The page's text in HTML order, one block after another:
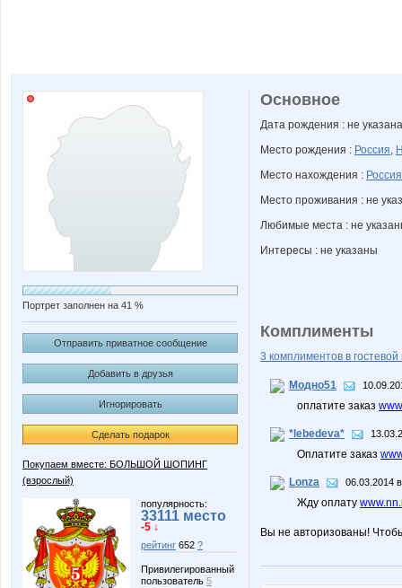
Портрет заполнен на 41 %
Отправить приватное сообщение
Добавить в друзья
Игнорировать
Сделать подарок
Покупаем вместе: БОЛЬШОЙ ШОПИНГ
(взрослый)
популярность:
33111 место
-5 ↓
рейтинг 652 ?
Привилегированный
пользователь 5
Основное
Дата рождения : не указана
Место рождения : Россия,
Место нахождения : Россия
Место проживания : не
Любимые места : не
Интересы : не указаны
Комплименты
3 комплиментов в гостевой
Модно51
оплатите заказ
*lebedeva*
Оплатите заказ
Lonza 06.03.2014
Жду оплату
Вы не авторизованы!